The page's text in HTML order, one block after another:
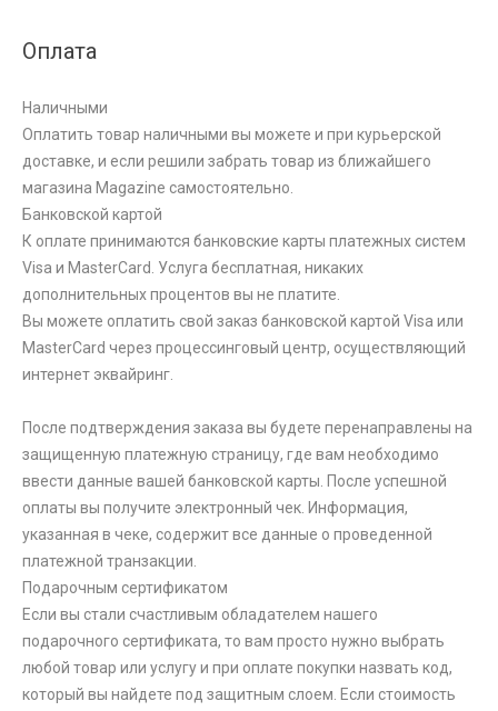
Оплата
Наличными
Оплатить товар наличными вы можете и при курьерской
доставке, и если решили забрать товар из ближайшего
магазина Magazine самоcтоятельно.
Банковской картой
К оплате принимаются банковские карты платежных систем
Visa и MasterCard. Услуга бесплатная, никаких
дополнительных процентов вы не платите.
Вы можете оплатить свой заказ банковской картой Visa или
MasterCard через процессинговый центр, осуществляющий
интернет эквайринг.
После подтверждения заказа вы будете перенаправлены на
защищенную платежную страницу, где вам необходимо
ввести данные вашей банковской карты. После успешной
оплаты вы получите электронный чек. Информация,
указанная в чеке, содержит все данные о проведенной
платежной транзакции.
Подарочным сертификатом
Если вы стали счастливым обладателем нашего
подарочного сертификата, то вам просто нужно выбрать
любой товар или услугу и при оплате покупки назвать код,
который вы найдете под защитным слоем. Если стоимость